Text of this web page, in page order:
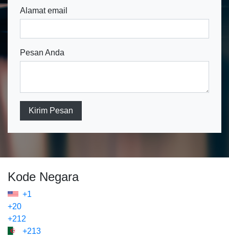
Alamat email
Pesan Anda
Kirim Pesan
Kode Negara
+1
+20
+212
+213